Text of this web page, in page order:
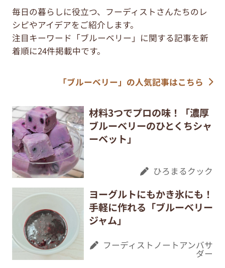
毎日の暮らしに役立つ、フーディストさんたちのレ
シピやアイデアをご紹介します。
注目キーワード「ブルーベリー」に関する記事を新
着順に24件掲載中です。
「ブルーベリー」の人気記事はこちら
材料3つでプロの味！「濃厚
ブルーベリーのひとくちシャ
ーベット」
ひろまるクック
ヨーグルトにもかき氷にも！
手軽に作れる「ブルーベリー
ジャム」
フーディストノートアンバサ
ダー